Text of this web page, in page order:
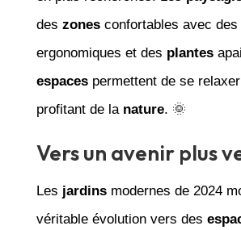
des zonesconfortables avec des
ergonomiques et des plantes
espacespermettent de se
profitant de la nature. 🌞
Vers un avenir plus
Les jardinsmodernes de 2024
véritable évolution vers des